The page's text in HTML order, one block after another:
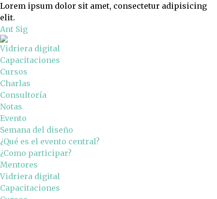
Lorem ipsum dolor sit amet, consectetur adipisicing
elit.
Ant Sig
Vidriera digital
Capacitaciones
Cursos
Charlas
Consultoría
Notas
Evento
Semana del diseño
¿Qué es el evento central?
¿Como participar?
Mentores
Vidriera digital
Capacitaciones